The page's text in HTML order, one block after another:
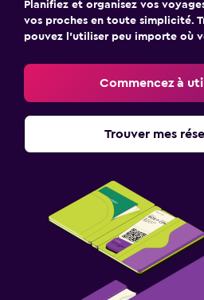
Planifiez et organisez vos
vos proches en toute simplicité.
pouvez l’utiliser peu importe où
Commencez à
Trouver mes